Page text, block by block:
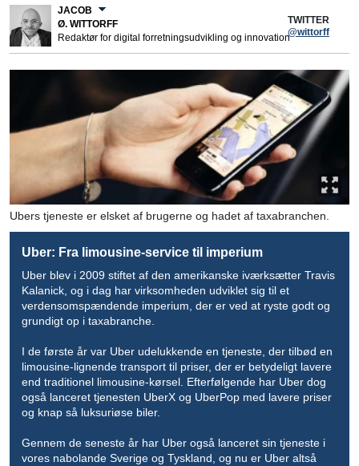
JACOB
Ø. WITTORFF
Redaktør for digital forretningsudvikling og innovation
TWITTER
@wittorff
Ubers tjeneste er elsket af brugerne og hadet af taxabranchen.
Uber: Fra limousine-service til imperium
Uber blev i 2009 stiftet af den amerikanske iværksætter Travis
Kalanick, og i dag har virksomheden udviklet sig til et
verdensomspændende imperium, der er ved at ryste godt og
grundigt op i taxabranche.
I de første år var Uber udelukkende en tjeneste, der tilbød en
limousine-lignende transport til priser, der er betydeligt lavere
end traditionel limousine-kørsel. Efterfølgende har Uber dog
også lanceret tjenesten UberX og UberPop med lavere priser
og knap så luksuriøse biler.
Gennem de seneste år har Uber også lanceret sin tjeneste i
vores nabolande Sverige og Tyskland, og nu er Uber altså